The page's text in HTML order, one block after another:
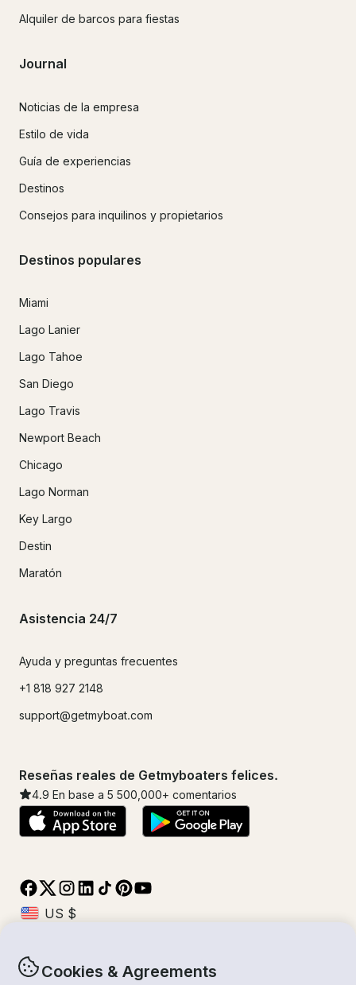
Cookies & Agreements
Alquiler de barcos para fiestas
Journal
Noticias de la empresa
Estilo de vida
Guía de experiencias
Destinos
Consejos para inquilinos y propietarios
Destinos populares
Miami
Lago Lanier
Lago Tahoe
San Diego
Lago Travis
Newport Beach
Chicago
Lago Norman
Key Largo
Destin
Maratón
Asistencia 24/7
Ayuda y preguntas frecuentes
+1 818 927 2148
support@getmyboat.com
Reseñas reales de Getmyboaters felices.
4.9 En base a 5 500,000+ comentarios
© Getmyboat 2026TérminosPrivacidad